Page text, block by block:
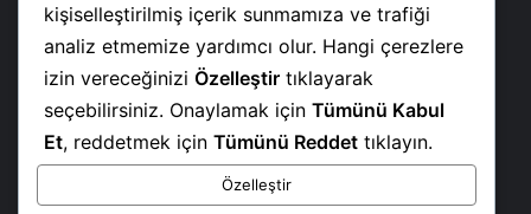
Our Visitor
Users Today : 122
Total Users : 8341
Views Today : 198
Total views : 13628
kişiselleştirilmiş içerik sunmamıza ve trafiği
analiz etmemize yardımcı olur. Hangi çerezlere
izin vereceğinizi Özelleştir tıklayarak
seçebilirsiniz. Onaylamak için Tümünü Kabul
Et, reddetmek için Tümünü Reddet tıklayın.
Özelleştir